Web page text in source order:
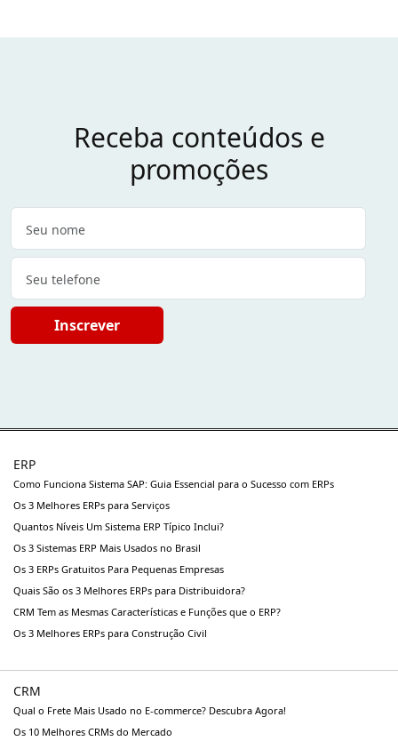
Receba conteúdos e
promoções
Inscrever
ERP
Como Funciona Sistema SAP: Guia Essencial para o Sucesso com ERPs
Os 3 Melhores ERPs para Serviços
Quantos Níveis Um Sistema ERP Típico Inclui?
Os 3 Sistemas ERP Mais Usados no Brasil
Os 3 ERPs Gratuitos Para Pequenas Empresas
Quais São os 3 Melhores ERPs para Distribuidora?
CRM Tem as Mesmas Características e Funções que o ERP?
Os 3 Melhores ERPs para Construção Civil
CRM
Qual o Frete Mais Usado no E-commerce? Descubra Agora!
Os 10 Melhores CRMs do Mercado